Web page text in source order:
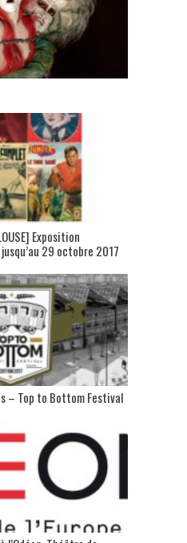
Exposition
29 octobre 2017
– Top to Bottom Festival